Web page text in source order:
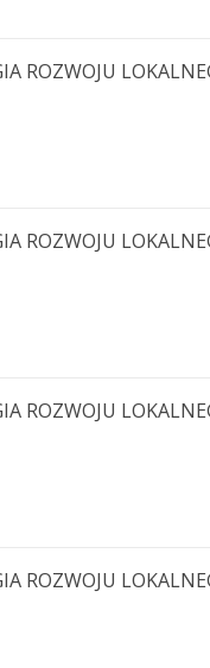
ROZWOJU
ROZWOJU
ROZWOJU
ROZWOJU